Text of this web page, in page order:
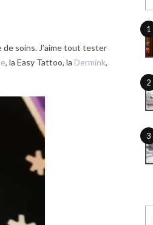
soins. J’aime tout tester
, la Easy Tattoo, la Dermink,
1
2
3